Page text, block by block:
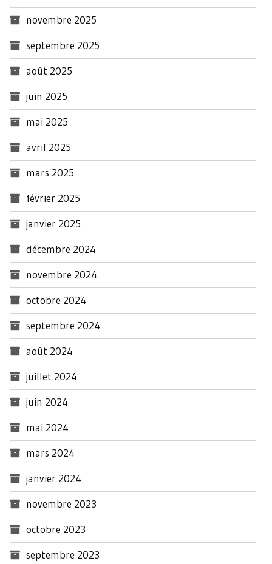
novembre 2025
septembre 2025
août 2025
juin 2025
mai 2025
avril 2025
mars 2025
février 2025
janvier 2025
décembre 2024
novembre 2024
octobre 2024
septembre 2024
août 2024
juillet 2024
juin 2024
mai 2024
mars 2024
janvier 2024
novembre 2023
octobre 2023
septembre 2023